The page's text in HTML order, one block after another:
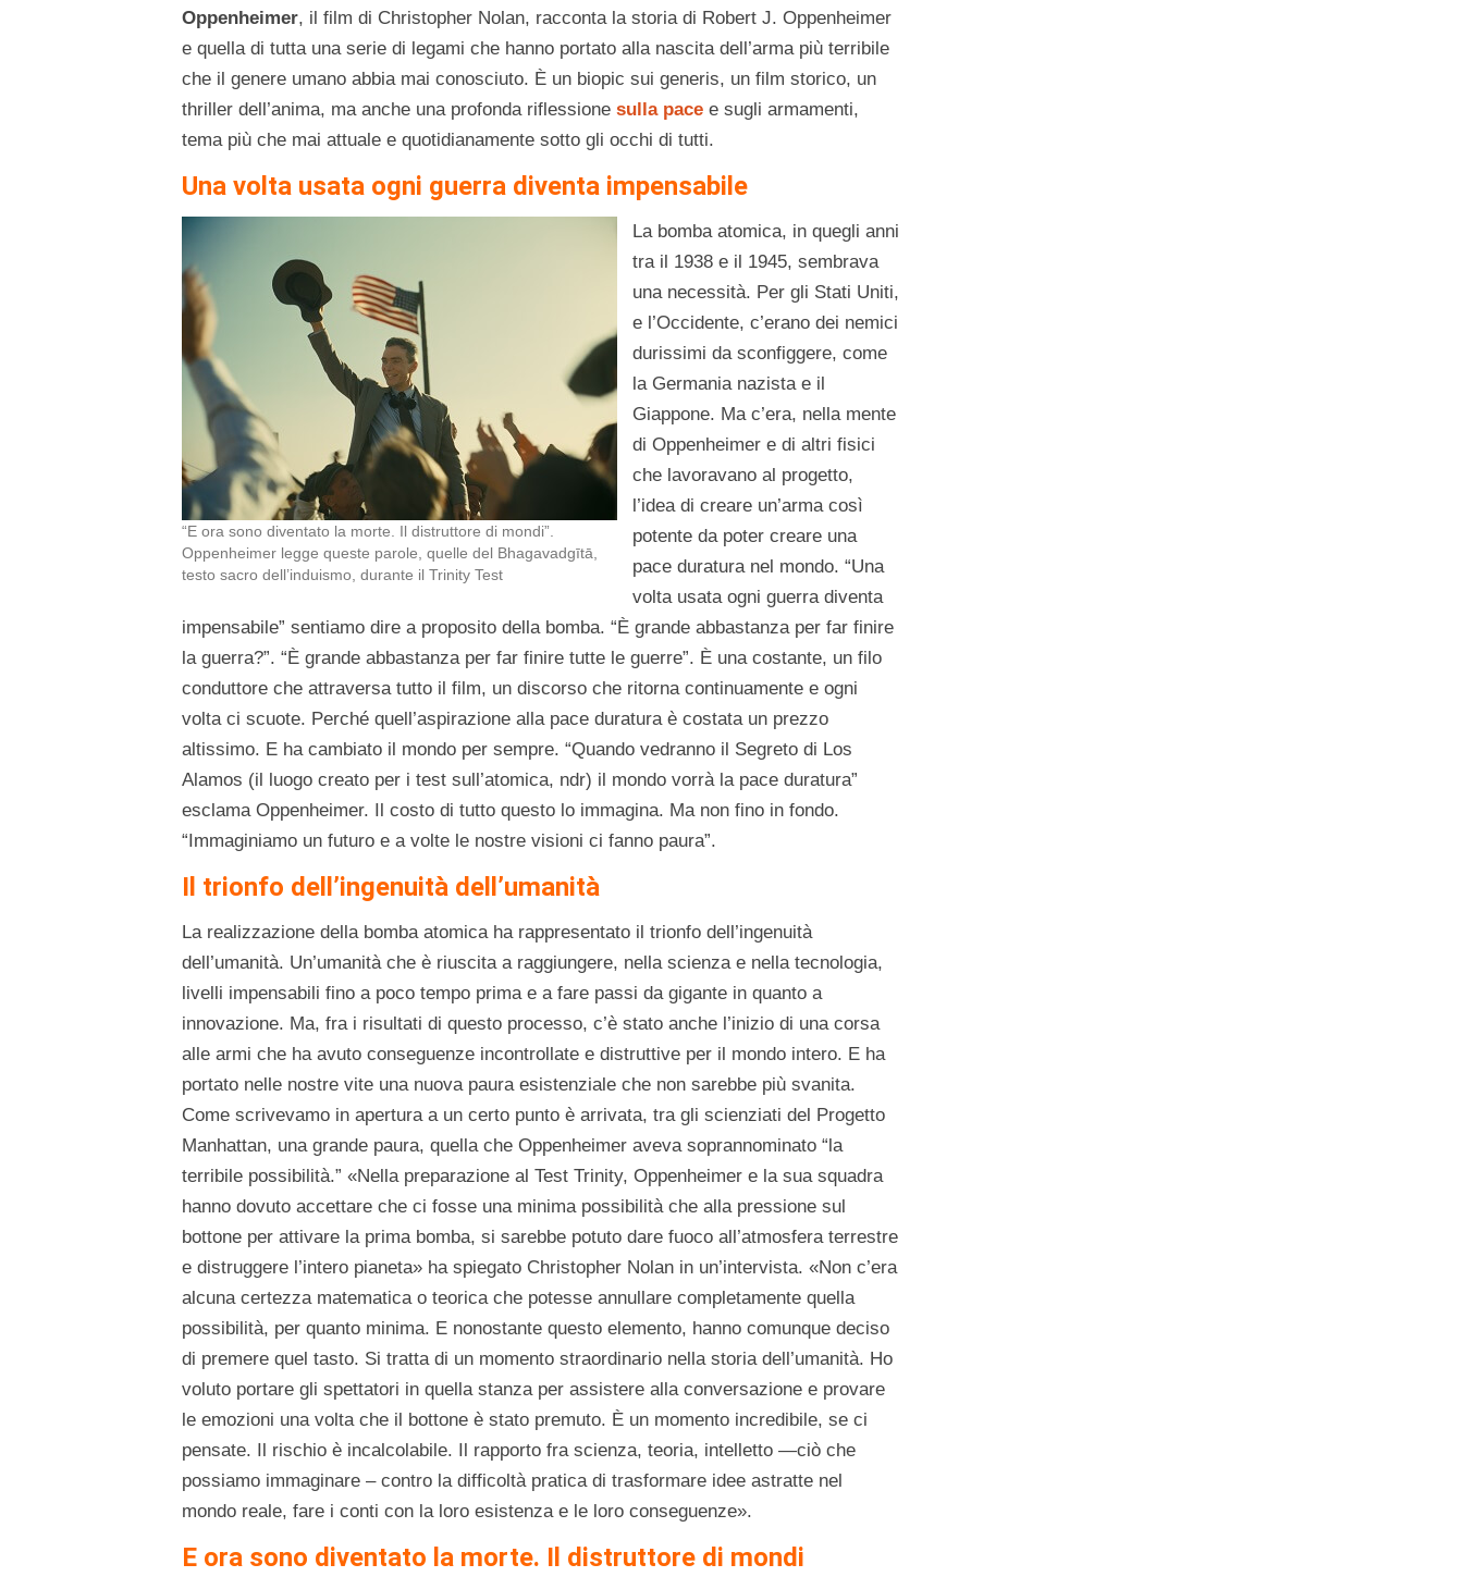
Oppenheimer, il film di Christopher Nolan, racconta la storia di Robert J. Oppenheimer
e quella di tutta una serie di legami che hanno portato alla nascita dell’arma più terribile
che il genere umano abbia mai conosciuto. È un biopic sui generis, un film storico, un
thriller dell’anima, ma anche una profonda riflessione sulla pace e sugli armamenti,
tema più che mai attuale e quotidianamente sotto gli occhi di tutti.
Una volta usata ogni guerra diventa impensabile
“E ora sono diventato la morte. Il distruttore di mondi”.
Oppenheimer legge queste parole, quelle del Bhagavadgītā,
testo sacro dell’induismo, durante il Trinity Test
La bomba atomica, in quegli anni
tra il 1938 e il 1945, sembrava
una necessità. Per gli Stati Uniti,
e l’Occidente, c’erano dei nemici
durissimi da sconfiggere, come
la Germania nazista e il
Giappone. Ma c’era, nella mente
di Oppenheimer e di altri fisici
che lavoravano al progetto,
l’idea di creare un’arma così
potente da poter creare una
pace duratura nel mondo. “Una
volta usata ogni guerra diventa
impensabile” sentiamo dire a proposito della bomba. “È grande abbastanza per far finire
la guerra?”. “È grande abbastanza per far finire tutte le guerre”. È una costante, un filo
conduttore che attraversa tutto il film, un discorso che ritorna continuamente e ogni
volta ci scuote. Perché quell’aspirazione alla pace duratura è costata un prezzo
altissimo. E ha cambiato il mondo per sempre. “Quando vedranno il Segreto di Los
Alamos (il luogo creato per i test sull’atomica, ndr) il mondo vorrà la pace duratura”
esclama Oppenheimer. Il costo di tutto questo lo immagina. Ma non fino in fondo.
“Immaginiamo un futuro e a volte le nostre visioni ci fanno paura”.
Il trionfo dell’ingenuità dell’umanità
La realizzazione della bomba atomica ha rappresentato il trionfo dell’ingenuità
dell’umanità. Un’umanità che è riuscita a raggiungere, nella scienza e nella tecnologia,
livelli impensabili fino a poco tempo prima e a fare passi da gigante in quanto a
innovazione. Ma, fra i risultati di questo processo, c’è stato anche l’inizio di una corsa
alle armi che ha avuto conseguenze incontrollate e distruttive per il mondo intero. E ha
portato nelle nostre vite una nuova paura esistenziale che non sarebbe più svanita.
Come scrivevamo in apertura a un certo punto è arrivata, tra gli scienziati del Progetto
Manhattan, una grande paura, quella che Oppenheimer aveva soprannominato “la
terribile possibilità.” «Nella preparazione al Test Trinity, Oppenheimer e la sua squadra
hanno dovuto accettare che ci fosse una minima possibilità che alla pressione sul
bottone per attivare la prima bomba, si sarebbe potuto dare fuoco all’atmosfera terrestre
e distruggere l’intero pianeta» ha spiegato Christopher Nolan in un’intervista. «Non c’era
alcuna certezza matematica o teorica che potesse annullare completamente quella
possibilità, per quanto minima. E nonostante questo elemento, hanno comunque deciso
di premere quel tasto. Si tratta di un momento straordinario nella storia dell’umanità. Ho
voluto portare gli spettatori in quella stanza per assistere alla conversazione e provare
le emozioni una volta che il bottone è stato premuto. È un momento incredibile, se ci
pensate. Il rischio è incalcolabile. Il rapporto fra scienza, teoria, intelletto —ciò che
possiamo immaginare – contro la difficoltà pratica di trasformare idee astratte nel
mondo reale, fare i conti con la loro esistenza e le loro conseguenze».
E ora sono diventato la morte. Il distruttore di mondi